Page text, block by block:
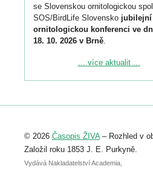
se Slovenskou ornitologickou
SOS/BirdLife Slovensko jubilejní
ornitologickou konferenci ve
18. 10. 2026 v Brně.
Podrobnější informace ke
Registrovat se můžete do 6. září.
abstraktu přihlášené přednášky
posteru je už 30. června.
... více aktualit ...
© 2026 Časopis ŽIVA– Rozhled v
Založil roku 1853 J. E. Purkyně.
Vydává Nakladatelství Academia,